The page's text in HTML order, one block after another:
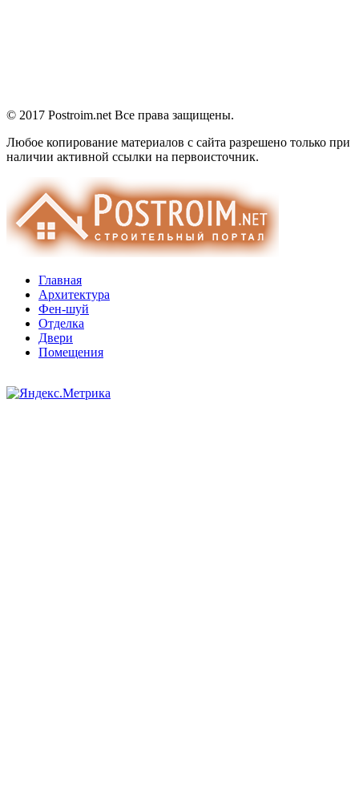
© 2017 Postroim.net Все права защищены.
Любое копирование материалов с сайта разрешено только при
наличии активной ссылки на первоисточник.
Главная
Архитектура
Фен-шуй
Отделка
Двери
Помещения